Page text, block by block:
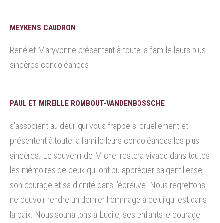
MEYKENS CAUDRON
René et Maryvonne présentent à toute la famille leurs plus
sincères condoléances
PAUL ET MIREILLE ROMBOUT-VANDENBOSSCHE
s’associent au deuil qui vous frappe si cruellement et
présentent à toute la famille leurs condoléances les plus
sincères. Le souvenir de Michel restera vivace dans toutes
les mémoires de ceux qui ont pu apprécier sa gentillesse,
son courage et sa dignité dans l’épreuve. Nous regrettons
ne pouvoir rendre un dernier hommage à celui qui est dans
la paix. Nous souhaitons à Lucile, ses enfants le courage